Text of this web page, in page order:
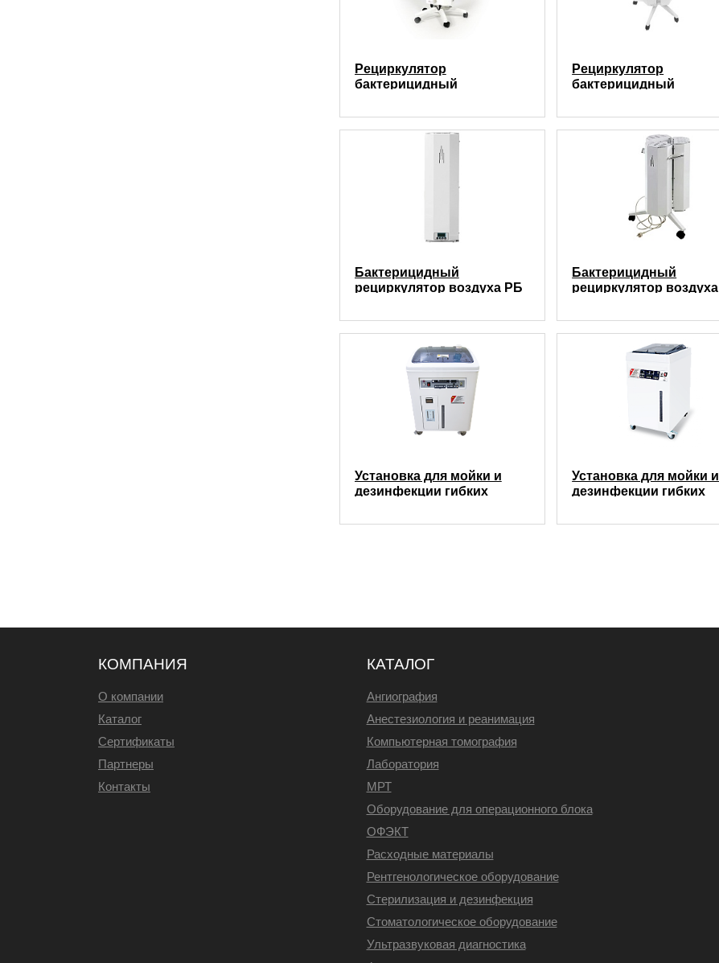
Рециркулятор
бактерицидный
3Х15 (200 куб.м/час)
Рециркулятор
бактерицидный
4Х15 (220 куб.м/час)
Бактерицидный
рециркулятор воздуха РБ
Бактерицидный
рециркулятор воздуха
Установка для мойки и
дезинфекции гибких
Установка для мойки и
дезинфекции гибких
КОМПАНИЯ
О компании
Каталог
Сертификаты
Партнеры
Контакты
КАТАЛОГ
Ангиография
Анестезиология и реанимация
Компьютерная томография
Лаборатория
МРТ
Оборудование для операционного блока
ОФЭКТ
Расходные материалы
Рентгенологическое оборудование
Стерилизация и дезинфекция
Стоматологическое оборудование
Ультразвуковая диагностика